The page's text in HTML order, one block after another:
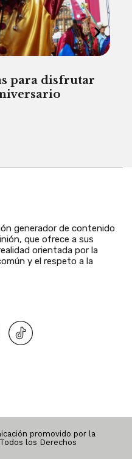
para disfrutar
generador de contenido
que ofrece a sus
orientada por la
y el respeto a la
promovido por la
los Derechos